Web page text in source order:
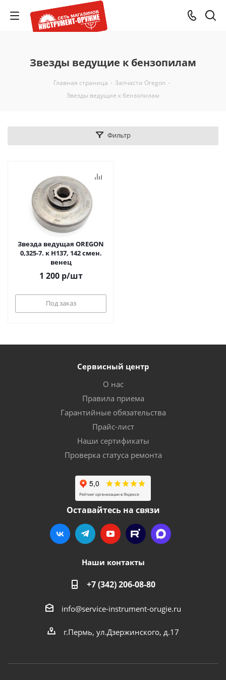
Звезды ведущие к бензопилам
Главная страница - Запчасти Oregon -
Звезды ведущие к бензопилам
Фильтр
Звезда ведущая OREGON
0,325-7. к H137, 142 смен.
венец
1 200р/шт
Под заказ
Сервисный центр
О нас
Правила приема
Гарантийные обязательства
Прайс-лист
Наши сертификаты
Проверка статуса ремонта
Оставайтесь на связи
Наши контакты
+7 (342) 206-08-80
info@service-instrument-orugie.ru
г.Пермь, ул.Дзержинского, д.17